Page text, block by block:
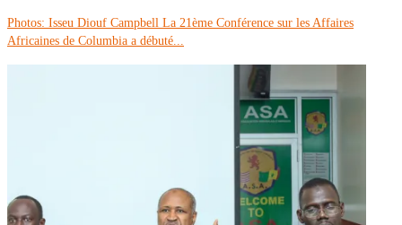
Photos: Isseu Diouf Campbell La 21ème Conférence sur les Affaires
Africaines de Columbia a débuté...